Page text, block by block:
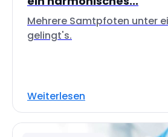
Mehrere Samtpfoten unter
gelingt's.
Weiterlesen